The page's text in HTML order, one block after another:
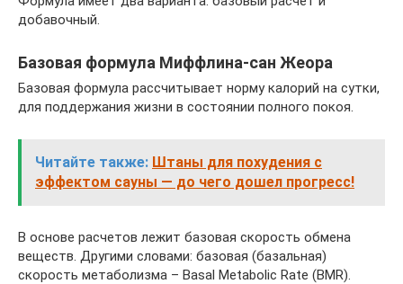
добавочный.
Базовая формула Миффлина-сан Жеора
Базовая формула рассчитывает норму калорий на сутки,
для поддержания жизни в состоянии полного покоя.
Читайте также: Штаны для похудения с
эффектом сауны — до чего дошел прогресс!
В основе расчетов лежит базовая скорость обмена
веществ. Другими словами: базовая (базальная)
скорость метаболизма – Basal Metabolic Rate (BMR).